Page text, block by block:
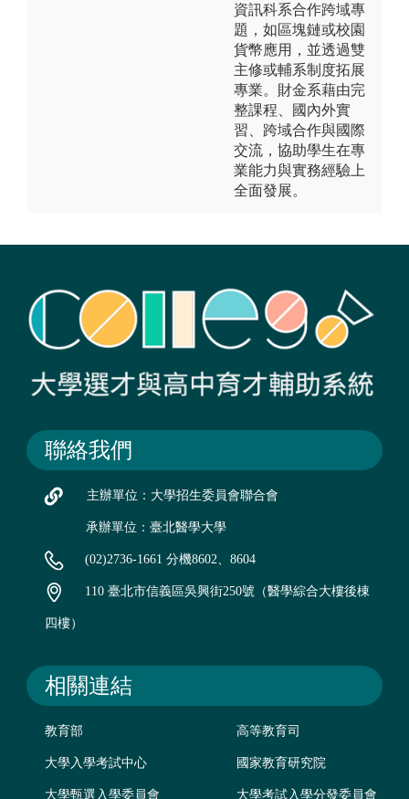
資訊科系合作跨域專
題，如區塊鏈或校園
貨幣應用，並透過雙
主修或輔系制度拓展
專業。財金系藉由完
整課程、國內外實
習、跨域合作與國際
交流，協助學生在專
業能力與實務經驗上
全面發展。
聯絡我們
主辦單位：大學招生委員會聯合會
承辦單位：臺北醫學大學
(02)2736-1661 分機8602、8604
110 臺北市信義區吳興街250號（醫學綜合大樓後棟
四樓）
相關連結
教育部 高等教育司
大學入學考試中心 國家教育研究院
大學甄選入學委員會 大學考試入學分發委員會